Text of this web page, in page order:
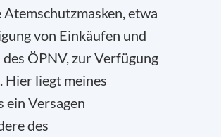
etwa
von Einkäufen und
ÖPNV, zur Verfügung
Hier liegt meines
ein Versagen
des